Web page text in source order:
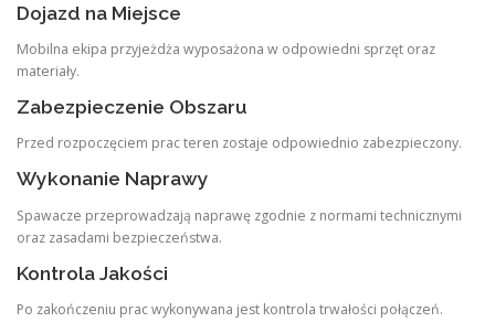
Dojazd na Miejsce
Mobilna ekipa przyjeżdża wyposażona w odpowiedni sprzęt oraz
materiały.
Zabezpieczenie Obszaru
Przed rozpoczęciem prac teren zostaje odpowiednio zabezpieczony.
Wykonanie Naprawy
Spawacze przeprowadzają naprawę zgodnie z normami technicznymi
oraz zasadami bezpieczeństwa.
Kontrola Jakości
Po zakończeniu prac wykonywana jest kontrola trwałości połączeń.